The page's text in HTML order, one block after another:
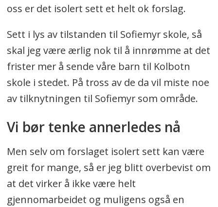
oss er det isolert sett et helt ok forslag.
Sett i lys av tilstanden til Sofiemyr skole, så
skal jeg være ærlig nok til å innrømme at det
frister mer å sende våre barn til Kolbotn
skole i stedet. På tross av de da vil miste noe
av tilknytningen til Sofiemyr som område.
Vi bør tenke annerledes nå
Men selv om forslaget isolert sett kan være
greit for mange, så er jeg blitt overbevist om
at det virker å ikke være helt
gjennomarbeidet og muligens også en